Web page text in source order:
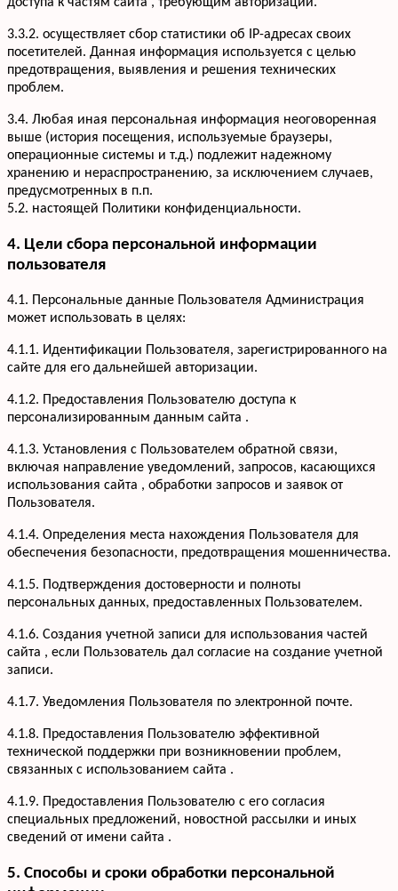
Услуги
Офисная мебель
Шкафы-купе
Гардеробные
Детская мебель
Портфолио
Акции
О компании
Вакансии
Отзывы
Информация
3.3.2. осуществляет сбор статистики об IP-адресах своих
посетителей. Данная информация используется с целью
предотвращения, выявления и решения технических
проблем.
3.4. Любая иная персональная информация неоговоренная
выше (история посещения, используемые браузеры,
операционные системы и т.д.) подлежит надежному
хранению и нераспространению, за исключением случаев,
предусмотренных в п.п.
5.2. настоящей Политики конфиденциальности.
4. Цели сбора персональной информации
пользователя
4.1. Персональные данные Пользователя Администрация
может использовать в целях:
4.1.1. Идентификации Пользователя, зарегистрированного на
сайте для его дальнейшей авторизации.
4.1.2. Предоставления Пользователю доступа к
персонализированным данным сайта .
4.1.3. Установления с Пользователем обратной связи,
включая направление уведомлений, запросов, касающихся
использования сайта , обработки запросов и заявок от
Пользователя.
4.1.4. Определения места нахождения Пользователя для
обеспечения безопасности, предотвращения мошенничества.
4.1.5. Подтверждения достоверности и полноты
персональных данных, предоставленных Пользователем.
4.1.6. Создания учетной записи для использования частей
сайта , если Пользователь дал согласие на создание учетной
записи.
4.1.7. Уведомления Пользователя по электронной почте.
4.1.8. Предоставления Пользователю эффективной
технической поддержки при возникновении проблем,
связанных с использованием сайта .
4.1.9. Предоставления Пользователю с его согласия
специальных предложений, новостной рассылки и иных
сведений от имени сайта .
5. Способы и сроки обработки персональной